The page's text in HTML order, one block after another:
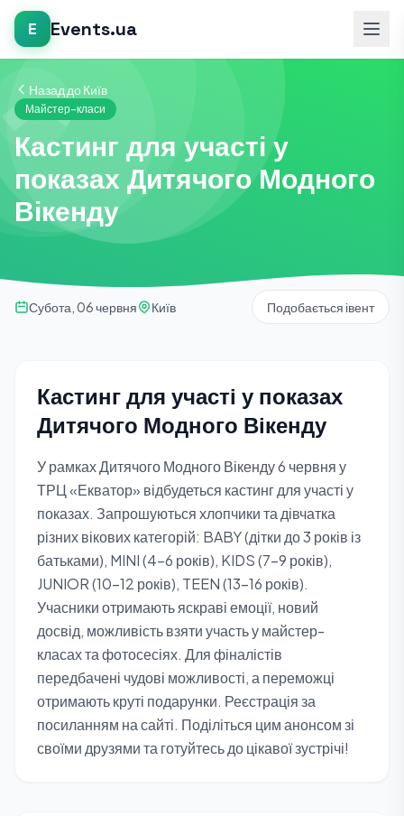
E Events.ua
Назад до Київ
Майстер-класи
Кастинг для участі у
показах Дитячого Модного
Вікенду
Субота, 06 червня Київ Подобається івент
Кастинг для участі у показах
Дитячого Модного Вікенду
У рамках Дитячого Модного Вікенду 6 червня у
ТРЦ «Екватор» відбудеться кастинг для участі у
показах. Запрошуються хлопчики та дівчатка
різних вікових категорій: BABY (дітки до 3 років із
батьками), MINI (4-6 років), KIDS (7-9 років),
JUNIOR (10-12 років), TEEN (13-16 років).
Учасники отримають яскраві емоції, новий
досвід, можливість взяти участь у майстер-
класах та фотосесіях. Для фіналістів
передбачені чудові можливості, а переможці
отримають круті подарунки. Реєстрація за
посиланням на сайті. Поділіться цим анонсом зі
своїми друзями та готуйтесь до цікавої зустрічі!